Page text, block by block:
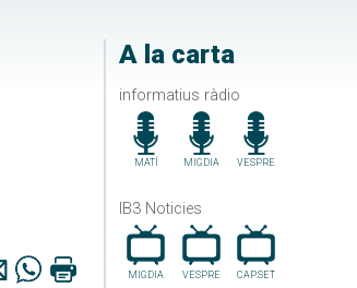
A la carta
informatius ràdio
MATÍ MIGDIA VESPRE
IB3 Noticies
MIGDIA VESPRE CAP.SET